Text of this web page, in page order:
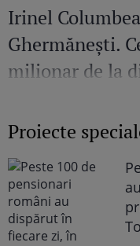
Irinel
Ghermănești.
milionar de la
Proiecte